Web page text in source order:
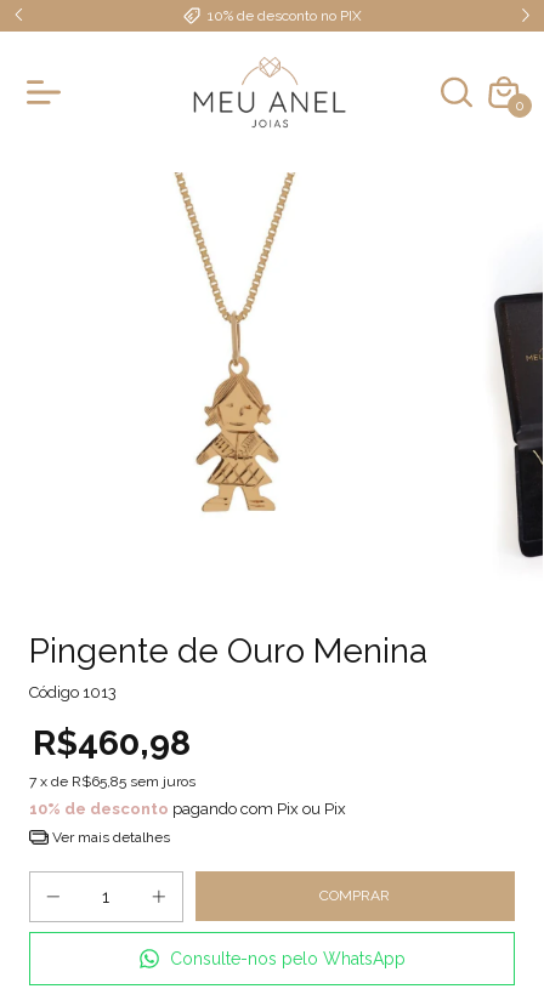
10% de desconto no PIX
0
Pingente de Ouro Menina
Código 1013
R$460,98
7 x de R$65,85 sem juros
10% de desconto pagando com Pix ou Pix
Ver mais detalhes
Consulte-nos pelo WhatsApp